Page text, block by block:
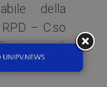
della
– C.so
email: